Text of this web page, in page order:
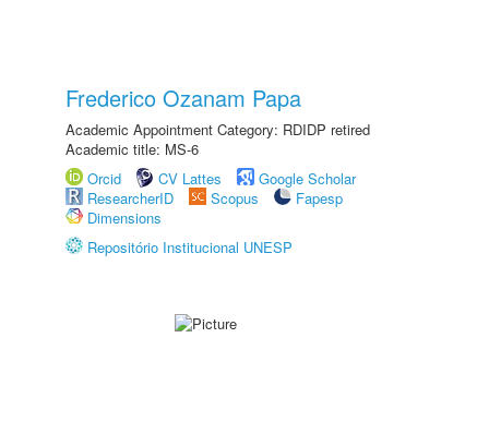
Frederico Ozanam Papa
Academic Appointment Category: RDIDP retired
Academic title: MS-6
Orcid
CV Lattes
Google Scholar
ResearcherID
Scopus
Fapesp
Dimensions
Repositório Institucional UNESP